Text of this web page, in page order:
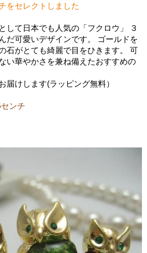
をセレクトしました
して日本でも人気の「フクロウ」 ３
だ可愛いデザインです。 ゴールドを
石がとても綺麗で目をひきます。 可
い華やかさを兼ね備えたおすすめの
届けします(ラッピング無料）
ンチ